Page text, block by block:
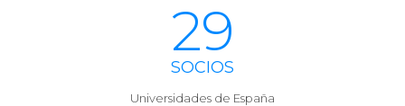
29
SOCIOS
Universidades de España